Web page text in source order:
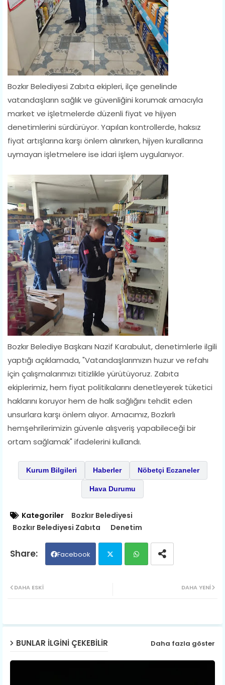
Bozkır Belediyesi Zabıta ekipleri, ilçe genelinde
vatandaşların sağlık ve güvenliğini korumak amacıyla
market ve işletmelerde düzenli fiyat ve hijyen
denetimlerini sürdürüyor. Yapılan kontrollerde, haksız
fiyat artışlarına karşı önlem alınırken, hijyen kurallarına
uymayan işletmelere ise idari işlem uygulanıyor.
Bozkır Belediye Başkanı Nazif Karabulut, denetimlerle ilgili
yaptığı açıklamada, "Vatandaşlarımızın huzur ve refahı
için çalışmalarımızı titizlikle yürütüyoruz. Zabıta
ekiplerimiz, hem fiyat politikalarını denetleyerek tüketici
haklarını koruyor hem de halk sağlığını tehdit eden
unsurlara karşı önlem alıyor. Amacımız, Bozkırlı
hemşehrilerimizin güvenle alışveriş yapabileceği bir
ortam sağlamak" ifadelerini kullandı.
Kurum Bilgileri Haberler Nöbetçi Eczaneler
Hava Durumu
Kategoriler
Bozkır Belediyesi
Bozkır Belediyesi Zabıta
Denetim
Facebook
ap
DAHA YENI
DAHA ESKI
BUNLAR ILGINI ÇEKEBILIR Daha fazla göster